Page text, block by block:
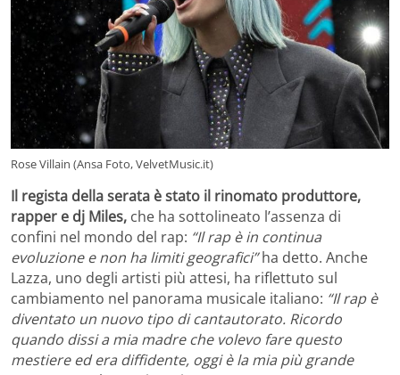
Rose Villain (Ansa Foto, VelvetMusic.it)
Il regista della serata è stato il rinomato produttore,
rapper e dj Miles, che ha sottolineato l’assenza di
confini nel mondo del rap: “Il rap è in continua
evoluzione e non ha limiti geografici”ha detto. Anche
Lazza, uno degli artisti più attesi, ha riflettuto sul
cambiamento nel panorama musicale italiano: “Il rap è
diventato un nuovo tipo di cantautorato. Ricordo
quando dissi a mia madre che volevo fare questo
mestiere ed era diffidente, oggi è la mia più grande